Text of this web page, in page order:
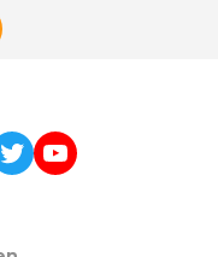
TwitterYouTube